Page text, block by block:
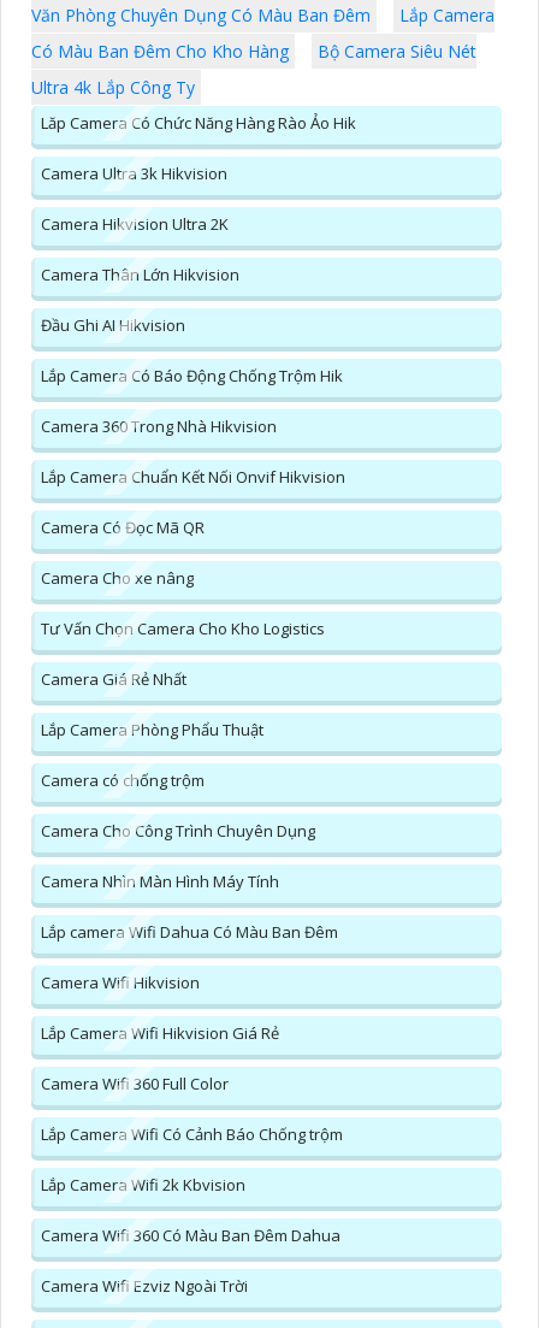
Văn Phòng Chuyên Dụng Có Màu Ban Đêm
Lắp Camera
Có Màu Ban Đêm Cho Kho Hàng
Bộ Camera Siêu Nét
Ultra 4k Lắp Công Ty
Lăp Camera Có Chức Năng Hàng Rào Ảo Hik
Camera Ultra 3k Hikvision
Camera Hikvision Ultra 2K
Camera Thân Lớn Hikvision
Đầu Ghi AI Hikvision
Lắp Camera Có Báo Động Chống Trộm Hik
Camera 360 Trong Nhà Hikvision
Lắp Camera Chuẩn Kết Nối Onvif Hikvision
Camera Có Đọc Mã QR
Camera Cho xe nâng
Tư Vấn Chọn Camera Cho Kho Logistics
Camera Giá Rẻ Nhất
Lắp Camera Phòng Phẩu Thuật
Camera có chống trộm
Camera Cho Công Trình Chuyên Dụng
Camera Nhìn Màn Hình Máy Tính
Lắp camera Wifi Dahua Có Màu Ban Đêm
Camera Wifi Hikvision
Lắp Camera Wifi Hikvision Giá Rẻ
Camera Wifi 360 Full Color
Lắp Camera Wifi Có Cảnh Báo Chống trộm
Lắp Camera Wifi 2k Kbvision
Camera Wifi 360 Có Màu Ban Đêm Dahua
Camera Wifi Ezviz Ngoài Trời